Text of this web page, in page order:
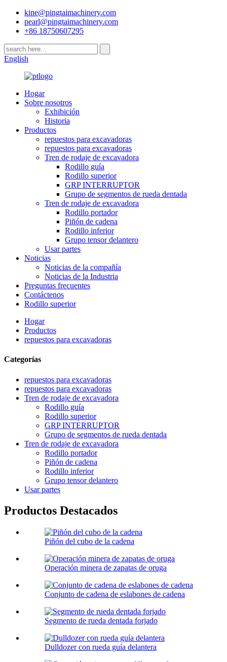
kine@pingtaimachinery.com
pearl@pingtaimachinery.com
+86 18750607295
English
Hogar
Sobre nosotros
Exhibición
Historia
Productos
repuestos para excavadoras
repuestos para excavadoras
Tren de rodaje de excavadora
Rodillo guía
Rodillo superior
GRP INTERRUPTOR
Grupo de segmentos de rueda dentada
Tren de rodaje de excavadora
Rodillo portador
Piñón de cadena
Rodillo inferior
Grupo tensor delantero
Usar partes
Noticias
Noticias de la compañía
Noticias de la Industria
Preguntas frecuentes
Contáctenos
Rodillo superior
Hogar
Productos
repuestos para excavadoras
Categorías
repuestos para excavadoras
repuestos para excavadoras
Tren de rodaje de excavadora
Rodillo guía
Rodillo superior
GRP INTERRUPTOR
Grupo de segmentos de rueda dentada
Tren de rodaje de excavadora
Rodillo portador
Piñón de cadena
Rodillo inferior
Grupo tensor delantero
Usar partes
Productos Destacados
Piñón del cubo de la cadena
Operación minera de zapatas de oruga
Conjunto de cadena de eslabones de cadena
Segmento de rueda dentada forjado
Dulldozer con rueda guía delantera